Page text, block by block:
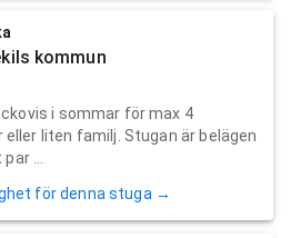
kommun
i sommar för max 4
eller liten familj. Stugan är belägen
...
för denna stuga →